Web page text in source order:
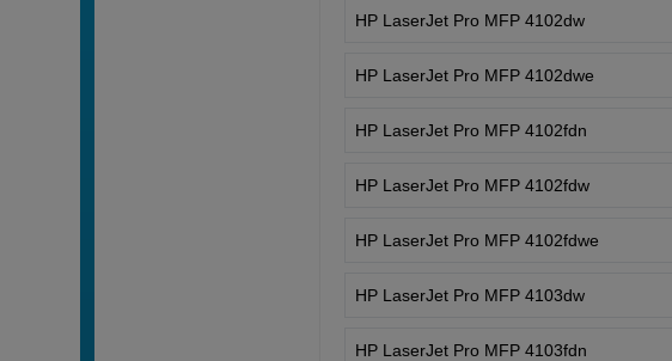
HP LaserJet Pro MFP 4102dw
HP LaserJet Pro MFP 4102dwe
HP LaserJet Pro MFP 4102fdn
HP LaserJet Pro MFP 4102fdw
HP LaserJet Pro MFP 4102fdwe
HP LaserJet Pro MFP 4103dw
HP LaserJet Pro MFP 4103fdn